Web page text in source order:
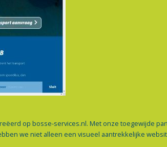
op bosse-services.nl. Met onze toegewijde
we niet alleen een visueel aantrekkelijke